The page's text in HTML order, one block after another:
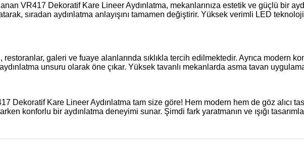
VR417 Dekoratif Kare Lineer Aydınlatma, mekanlarınıza estetik ve güçlü bir
sıradan aydınlatma anlayışını tamamen değiştirir. Yüksek verimli LED
galeri ve fuaye alanlarında sıklıkla tercih edilmektedir. Ayrıca modern
unsuru olarak öne çıkar. Yüksek tavanlı mekanlarda asma tavan
Dekoratif Kare Lineer Aydınlatma tam size göre! Hem modern hem de göz alıcı
konforlu bir aydınlatma deneyimi sunar. Şimdi fark yaratmanın ve ışığı